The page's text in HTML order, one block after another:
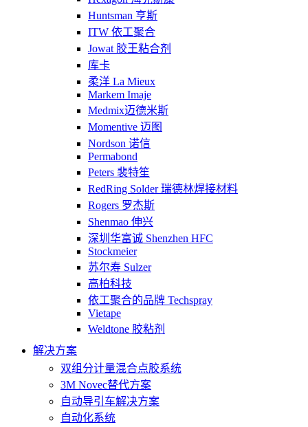
Huntsman 亨斯
ITW 依工聚合
Jowat 胶王粘合剂
库卡
柔洋 La Mieux
Markem Imaje
Medmix迈德米斯
Momentive 迈图
Nordson 诺信
Permabond
Peters 裴特笙
RedRing Solder 瑞德林焊接材料
Rogers 罗杰斯
Shenmao 伸兴
深圳华富诚 Shenzhen HFC
Stockmeier
苏尔寿 Sulzer
高柏科技
依工聚合的品牌 Techspray
Vietape
Weldtone 胶粘剂
解决方案
双组分计量混合点胶系统
3M Novec替代方案
自动导引车解决方案
自动化系统